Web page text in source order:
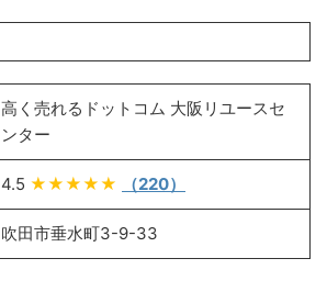
高く売れるドットコム 大阪リユースセ
ンター
4.5 ★★★★★ （220）
吹田市垂水町3-9-33